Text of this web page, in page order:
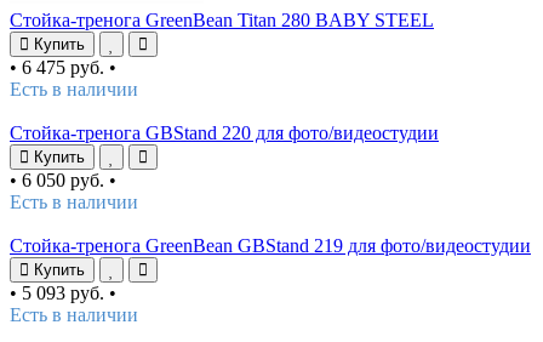
Стойка-тренога GreenBean Titan 280 BABY STEEL
Купить
• 6 475 руб. •
Есть в наличии
Стойка-тренога GBStand 220 для фото/видеостудии
Купить
• 6 050 руб. •
Есть в наличии
Стойка-тренога GreenBean GBStand 219 для фото/видеостудии
Купить
• 5 093 руб. •
Есть в наличии